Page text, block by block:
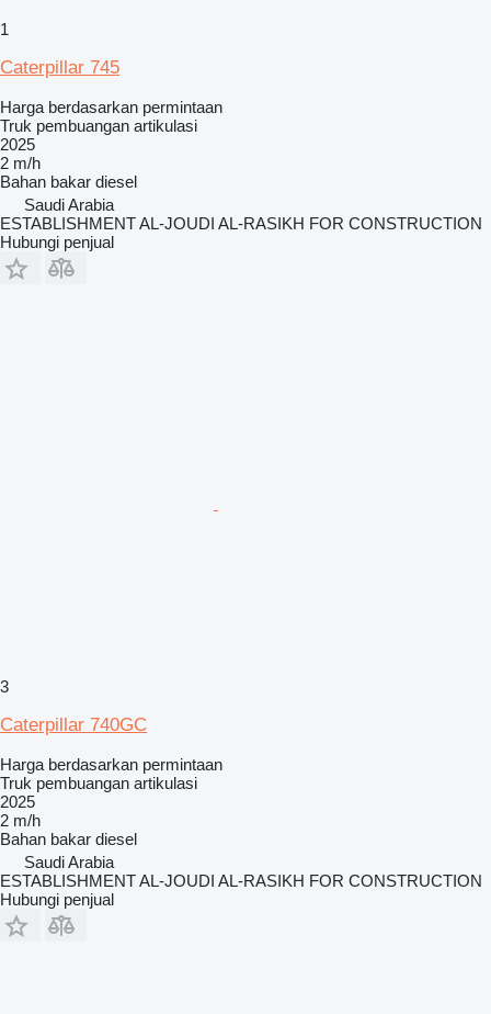
1
Caterpillar 745
Harga berdasarkan permintaan
Truk pembuangan artikulasi
2025
2 m/h
Bahan bakar diesel
Saudi Arabia
ESTABLISHMENT AL-JOUDI AL-RASIKH FOR CONSTRUCTION
Hubungi penjual
3
Caterpillar 740GC
Harga berdasarkan permintaan
Truk pembuangan artikulasi
2025
2 m/h
Bahan bakar diesel
Saudi Arabia
ESTABLISHMENT AL-JOUDI AL-RASIKH FOR CONSTRUCTION
Hubungi penjual